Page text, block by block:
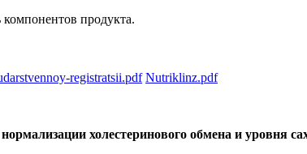
продукта.
registratsii.pdf Nutriklinz.pdf
холестеринового обмена и уровня